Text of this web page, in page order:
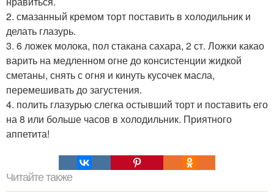
2. смазанный кремом торт поставить в холодильник и
делать глазурь.
3. 6 ложек молока, пол стакана сахара, 2 ст. Ложки какао
варить на медленном огне до консистенции жидкой
сметаны, снять с огня и кинуть кусочек масла,
перемешивать до загустения.
4. полить глазурью слегка остывший торт и поставить его
на 8 или больше часов в холодильник. Приятного
аппетита!
Читайте также